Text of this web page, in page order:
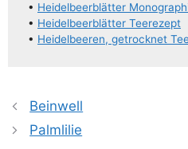
• Hei­del­beer­blät­ter
• Hei­del­beer­blät­ter Teerezept
• Hei­del­bee­ren, getrock­net
Beinwell
Palmlilie